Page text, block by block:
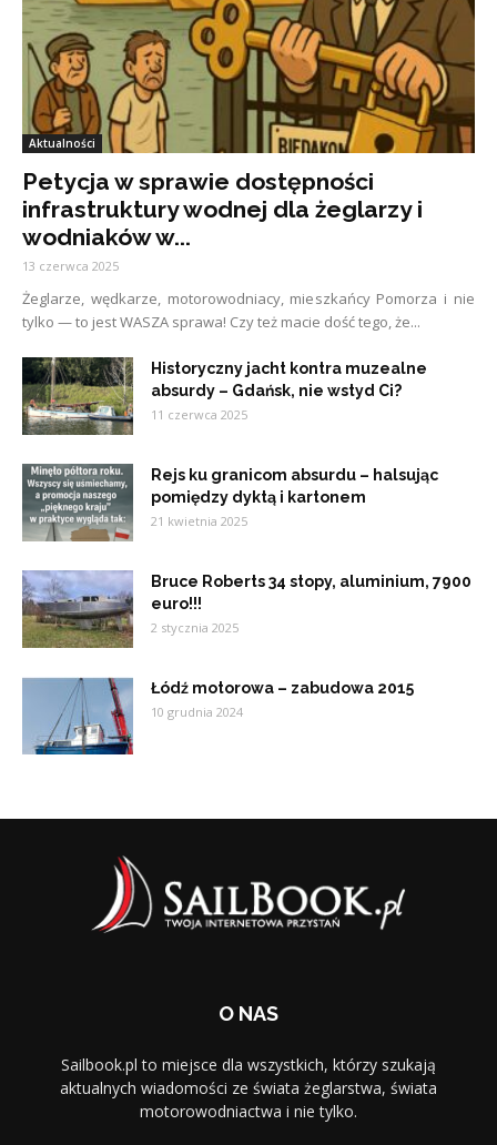
Aktualności
Petycja w sprawie dostępności
infrastruktury wodnej dla żeglarzy i
wodniaków w...
13 czerwca 2025
Żeglarze, wędkarze, motorowodniacy, mieszkańcy Pomorza i nie
tylko — to jest WASZA sprawa! Czy też macie dość tego, że...
Historyczny jacht kontra muzealne
absurdy – Gdańsk, nie wstyd Ci?
11 czerwca 2025
Rejs ku granicom absurdu – halsując
pomiędzy dyktą i kartonem
21 kwietnia 2025
Bruce Roberts 34 stopy, aluminium, 7900
euro!!!
2 stycznia 2025
Łódź motorowa – zabudowa 2015
10 grudnia 2024
O NAS
Sailbook.pl to miejsce dla wszystkich, którzy szukają
aktualnych wiadomości ze świata żeglarstwa, świata
motorowodniactwa i nie tylko.